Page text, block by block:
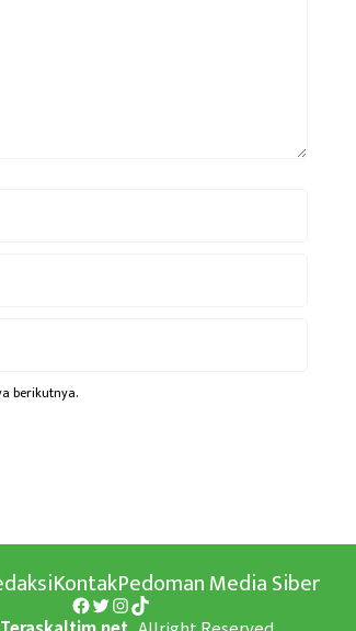
berikutnya.
KontakPedoman Media Siber
Facebook
Twitter
Instagram
TikTok